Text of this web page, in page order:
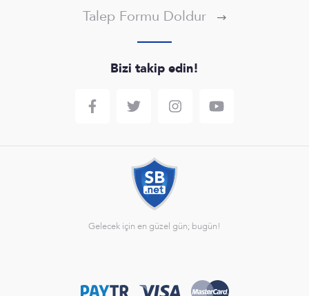
Talep Formu Doldur
Bizi takip edin!
Gelecek için en güzel gün; bugün!